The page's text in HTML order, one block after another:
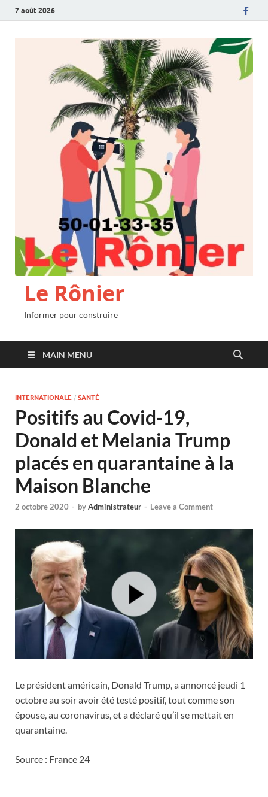
7 août 2026
Le Rônier
Informer pour construire
MAIN MENU
INTERNATIONALE / SANTÉ
Positifs au Covid-19,
Donald et Melania Trump
placés en quarantaine à la
Maison Blanche
2 octobre 2020 - byAdministrateur - Leave a Comment
Le président américain, Donald Trump, a annoncé jeudi 1
octobre au soir avoir été testé positif, tout comme son
épouse, au coronavirus, et a déclaré qu’il se mettait en
quarantaine.
Source : France 24